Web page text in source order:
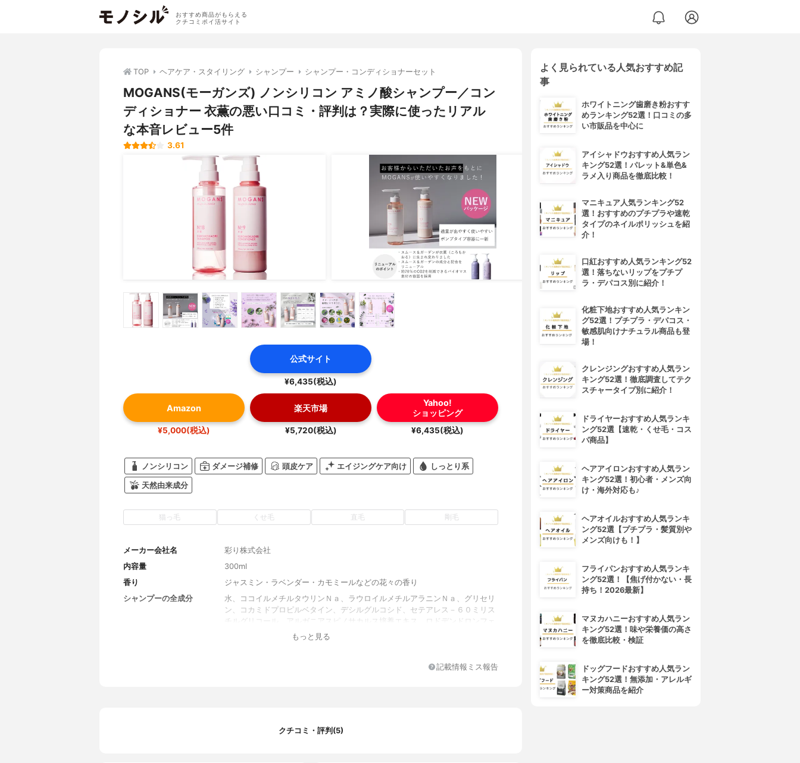
おすすめ商品がもらえる
クチコミポイ活サイト
TOP ヘアケア・スタイリング シャンプー シャンプー・コンディショナーセット
MOGANS(モーガンズ) ノンシリコン アミノ酸シャンプー／コン
ディショナー 衣薫の悪い口コミ・評判は？実際に使ったリアル
な本音レビュー5件
3.61
公式サイト
¥6,435(税込)
Amazon
¥5,000(税込)
楽天市場
¥5,720(税込)
Yahoo!
ショッピング
¥6,435(税込)
ノンシリコン ダメージ補修 頭皮ケア エイジングケア向け しっとり系
天然由来成分
猫っ毛 くせ毛 直毛 剛毛
メーカー会社名
彩り株式会社
内容量
300ml
香り
ジャスミン・ラベンダー・カモミールなどの花々の香り
シャンプーの全成分
水、ココイルメチルタウリンＮａ、ラウロイルメチルアラニンＮａ、グリセリ
ン、コカミドプロピルベタイン、デシルグルコシド、セテアレス－６０ミリス
チルグリコール、アルガニアスピノサカルス培養エキス、ロドデンドロンフェ
ルギネウム葉培養細胞エキス、加水分解ケラチン（カシミヤヤギ）、加水分解
グリシン、レシチン、タウリン、セテアラミドエチルジエトニウム加水分解コ
／カプリン酸）ＰＥＧー６グリセリズ、カプリリルグリコール、ラベンダー
もっと見る
記載情報ミス報告
クチコミ・評判(5)
よく見られている人気おすすめ記
事
ホワイトニング歯磨き粉おすす
めランキング52選！口コミの多
い市販品を中心に
アイシャドウおすすめ人気ラン
キング52選！パレット&単色&
ラメ入り商品を徹底比較！
マニキュア人気ランキング52
選！おすすめのプチプラや速乾
タイプのネイルポリッシュを紹
介！
口紅おすすめ人気ランキング52
選！落ちないリップをプチプ
ラ・デパコス別に紹介！
化粧下地おすすめ人気ランキン
グ52選！プチプラ・デパコス・
敏感肌向けナチュラル商品も登
場！
クレンジングおすすめ人気ラン
キング52選！徹底調査してテク
スチャータイプ別に紹介！
ドライヤーおすすめ人気ランキ
ング52選【速乾・くせ毛・コス
パ商品】
ヘアアイロンおすすめ人気ラン
キング52選！初心者・メンズ向
け・海外対応も♪
ヘアオイルおすすめ人気ランキ
ング52選【プチプラ・髪質別や
メンズ向けも！】
フライパンおすすめ人気ランキ
ング52選！【焦げ付かない・長
持ち！2026最新】
マヌカハニーおすすめ人気ラン
キング52選！味や栄養価の高さ
を徹底比較・検証
ドッグフードおすすめ人気ラン
キング52選！無添加・アレルギ
ー対策商品を紹介